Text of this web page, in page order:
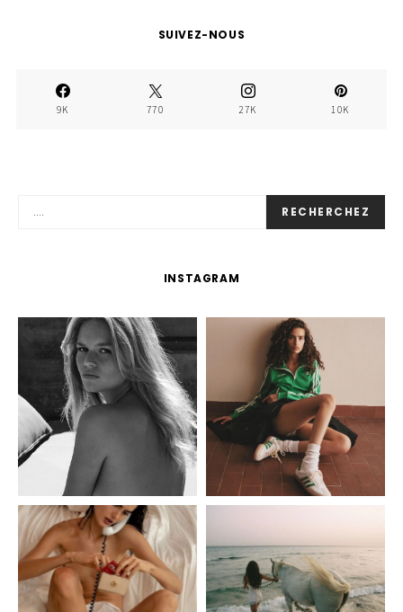
SUIVEZ-NOUS
9K 770 27K 10K
RECHERCHEZ
INSTAGRAM